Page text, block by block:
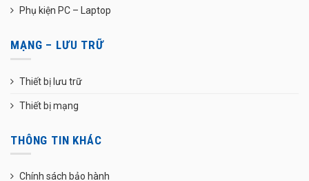
Phụ kiện PC – Laptop
MẠNG – LƯU TRỮ
Thiết bị lưu trữ
Thiết bị mạng
THÔNG TIN KHÁC
Chính sách bảo hành